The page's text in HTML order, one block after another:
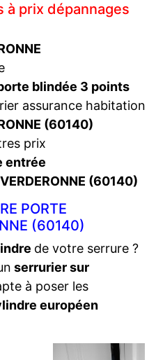
à prix dépannages
blindée 3 points
assurance habitation
(60140)
prix
entrée
(60140)
PORTE
(60140)
de votre serrure ?
serrurier sur
à poser les
européen